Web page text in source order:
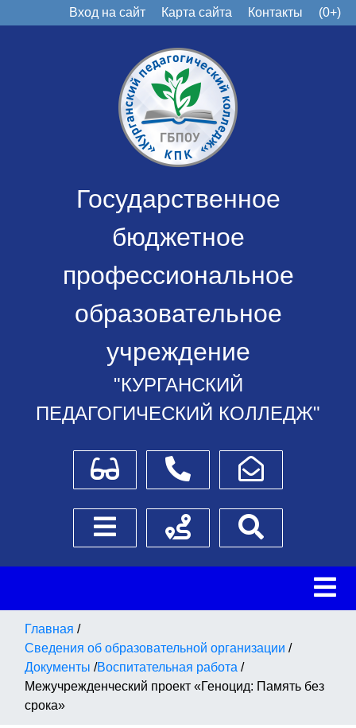
Вход на сайт Карта сайта Контакты (0+)
Государственное
бюджетное
профессиональное
образовательное
учреждение
"КУРГАНСКИЙ
ПЕДАГОГИЧЕСКИЙ КОЛЛЕДЖ"
Для слабовидящихТелефоныНаписать обращение
Боковое менюСхема проезда
Главная /
Сведения об образовательной организации /
Документы /Воспитательная работа /
Межучрежденческий проект «Геноцид: Память без
срока»